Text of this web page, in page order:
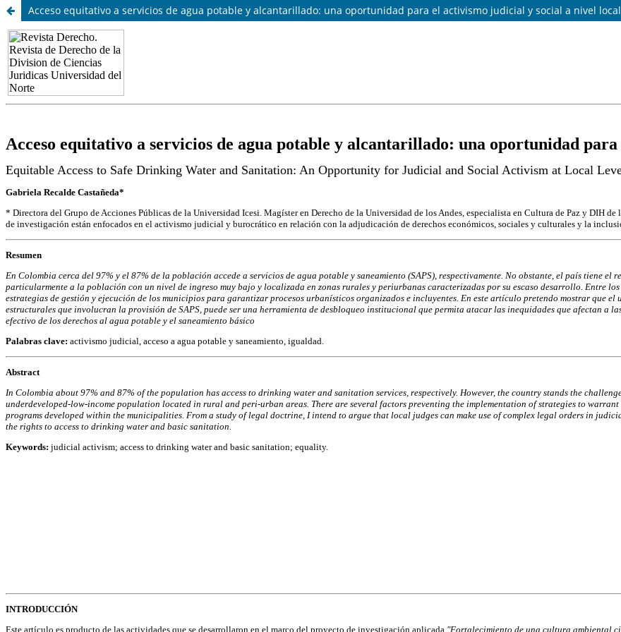
Acceso equitativo a servicios de agua potable y alcantarillado: una oportunidad para el activismo judicial y social a nivel local